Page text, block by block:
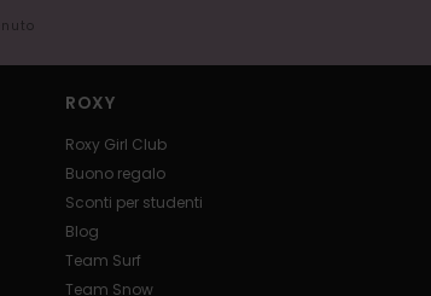
ROXY
Roxy Girl Club
Buono regalo
Sconti per studenti
Blog
Team Surf
Team Snow